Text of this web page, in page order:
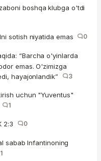
boshqa klubga o'tdi
sotish niyatida emas 0
“Barcha o'yinlarda
emas. O'zimizga
hayajonlandik”
3
uchun "Yuventus"
1
2:3 0
sabab Infantinoning
1